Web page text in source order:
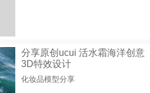
分享原创ucui 活水霜海洋创意
3D特效设计
化妆品模型分享